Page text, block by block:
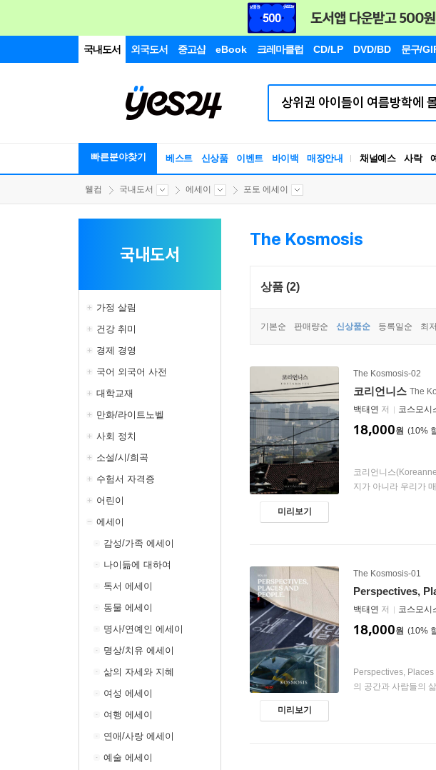
국내도서 외국도서 중고샵 eBook 크레마클럽 CD/LP DVD/BD 문구/
빠른분야찾기 베스트 신상품 이벤트 바이백 매장안내 채널예스 사락
웰컴 국내도서 에세이 포토 에세이
국내도서
가정 살림
건강 취미
경제 경영
국어 외국어 사전
대학교재
만화/라이트노벨
사회 정치
소설/시/희곡
수험서 자격증
어린이
에세이
감성/가족 에세이
나이듦에 대하여
독서 에세이
동물 에세이
명사/연예인 에세이
명상/치유 에세이
삶의 자세와 지혜
여성 에세이
여행 에세이
연애/사랑 에세이
예술 에세이
The Kosmosis
상품 (2)
기본순 판매량순 신상품순 등록일순 최
미리보기
The Kosmosis-02
코리언니스 The
백태연 저 코스모시
10%
18,000원
코리언니스
지가 아니라 우리가
미리보기
The Kosmosis-01
Perspectives,
백태연 저 코스모시
10%
18,000원
Perspectives,
의 공간과 사람들의